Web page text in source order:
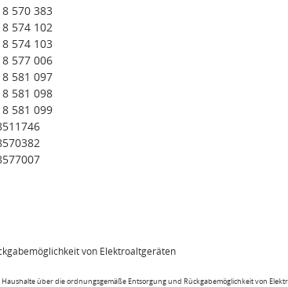
570 383
574 102
574 103
577 006
581 097
581 098
581 099
von Elektroaltgeräten
über die ordnungsgemäße Entsorgung und Rückgabemöglichkeit von